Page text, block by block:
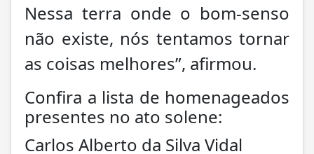
Nessa terra onde o bom-senso
não existe, nós tentamos tornar
as coisas melhores”, afirmou.
Confira a lista de homenageados
presentes no ato solene:
Carlos Alberto da Silva Vidal